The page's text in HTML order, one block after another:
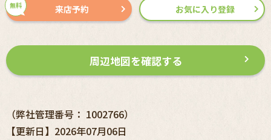
無料 来店予約 お気に入り登録
周辺地図を確認する
（弊社管理番号： 1002766）
【更新日】2026年07月06日